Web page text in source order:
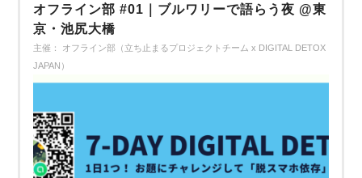
オフライン部 #01｜ブルワリーで語らう夜 @東
京・池尻大橋
主催： オフライン部（立ち止まるプロジェクトチーム x DIGITAL DETOX
JAPAN）